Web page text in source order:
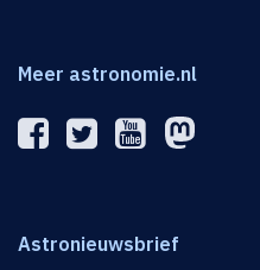
Meer astronomie.nl
Astronieuwsbrief